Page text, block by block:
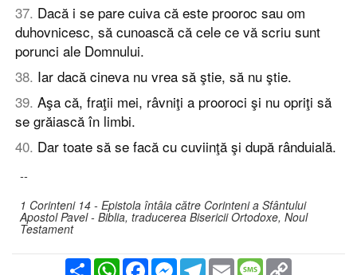
37. Dacă i se pare cuiva că este prooroc sau om
duhovnicesc, să cunoască că cele ce vă scriu sunt
porunci ale Domnului.
38. Iar dacă cineva nu vrea să ştie, să nu ştie.
39. Aşa că, fraţii mei, râvniţi a prooroci şi nu opriţi să
se grăiască în limbi.
40. Dar toate să se facă cu cuviinţă şi după rânduială.
--
1 Corinteni 14 - Epistola întâia către Corinteni a Sfântului
Apostol Pavel - Biblia, traducerea Bisericii Ortodoxe, Noul
Testament
PartajareWhatsAppFacebookMessengerTelegram
Email Message